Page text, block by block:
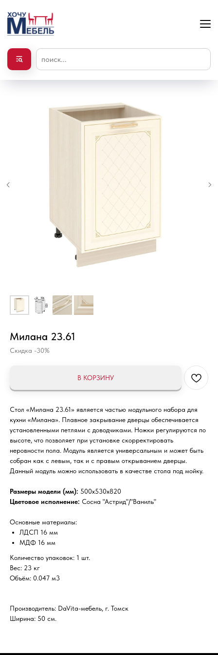
Милана 23.61
Скидка -30%
В КОРЗИНУ
Стол «Милана 23.61» является частью модульного набора для
кухни «Милана». Плавное закрывание дверцы обеспечивается
установленными петлями с доводчиками. Ножки регулируются по
высоте, что позволяет при установке скорректировать
неровности пола. Модуль является универсальным и может быть
собран как с левым, так и с правым открыванием дверцы.
Данный модуль можно использовать в качестве стола под мойку.
Размеры модели (мм): 500х530х820
Цветовое исполнение: Сосна "Астрид"/"Ваниль"
Основные материалы:
ЛДСП 16 мм
МДФ 16 мм
Количество упаковок: 1 шт.
Вес: 23 кг
Объём: 0.047 м3
Производитель: DaVita-мебель, г. Томск
Ширина: 50 см.